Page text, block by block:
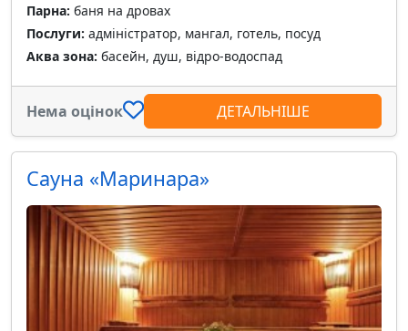
Парна: баня на дровах
Послуги: адміністратор, мангал, готель, посуд
Аква зона: басейн, душ, відро-водоспад
Нема оцінок ДЕТАЛЬНІШЕ
Сауна «Маринара»